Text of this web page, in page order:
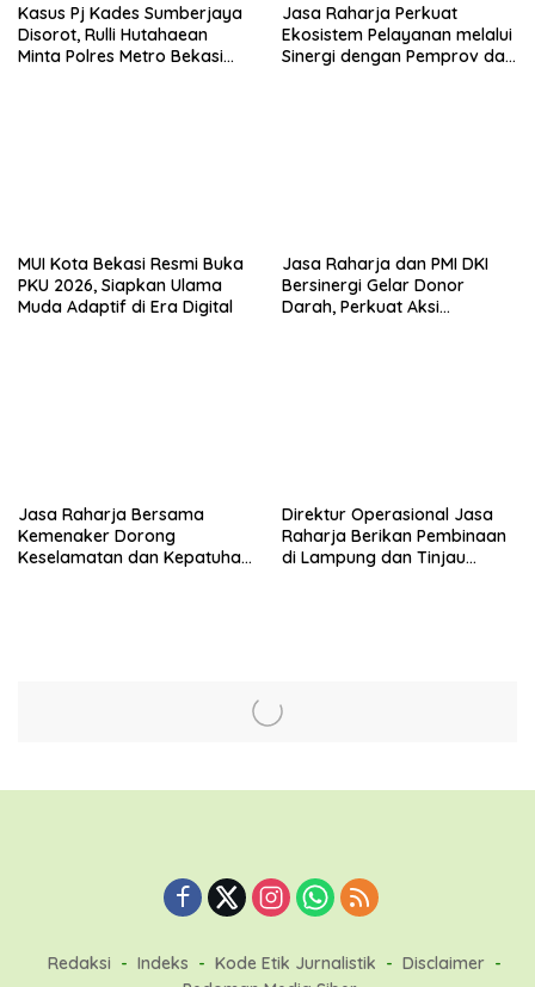
Kasus Pj Kades Sumberjaya
Disorot, Rulli Hutahaean
Minta Polres Metro Bekasi
Jasa Raharja Perkuat
Ekosistem Pelayanan melalui
Sinergi dengan Pemprov dan
MUI Kota Bekasi Resmi Buka
PKU 2026, Siapkan Ulama
Muda Adaptif di Era Digital
Jasa Raharja dan PMI DKI
Bersinergi Gelar Donor
Darah, Perkuat Aksi
Jasa Raharja Bersama
Kemenaker Dorong
Keselamatan dan Kepatuhan
Direktur Operasional Jasa
Raharja Berikan Pembinaan
di Lampung dan Tinjau
Redaksi Indeks Kode Etik Jurnalistik
Disclaimer